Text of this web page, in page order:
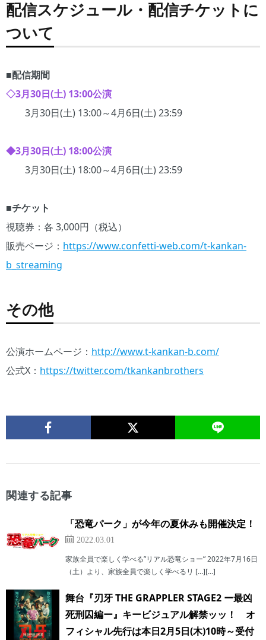
配信スケジュール・配信チケットに
ついて
■配信期間
◇3月30日(土) 13:00公演
3月30日(土) 13:00～4月6日(土) 23:59
◆3月30日(土) 18:00公演
3月30日(土) 18:00～4月6日(土) 23:59
■チケット
視聴券：各 3,000円（税込）
販売ページ： https://www.confetti-web.com/t-kankan-
b_streaming
その他
公演ホームページ： http://www.t-kankan-b.com/
公式X： https://twitter.com/tkankanbrothers
関連する記事
「恐竜パーク」が今年の夏休みも開催決定！
2022.03.01
家族全員で楽しく学べる”リアル恐竜ショー” 2022年7月16日
（土）より、家族全員で楽しく学べるリ […][…]
舞台『刃牙 THE GRAPPLER STAGE2 ー最凶
死刑囚編ー』キービジュアル解禁ッッ！ オ
フィシャル先行は本日2月5日(木)10時～受付